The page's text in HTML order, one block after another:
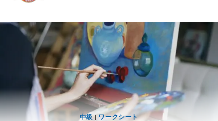
ン
ッ
プ
中級| ワークシート